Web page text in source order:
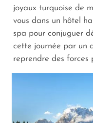
joyaux turquoise de
vous dans un hôtel
spa pour conjuguer
cette journée par un
reprendre des forces